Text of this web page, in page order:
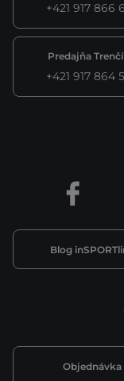
+421 917 866
Predajňa
+421 917 864
Objednávka
Blog
Facebook